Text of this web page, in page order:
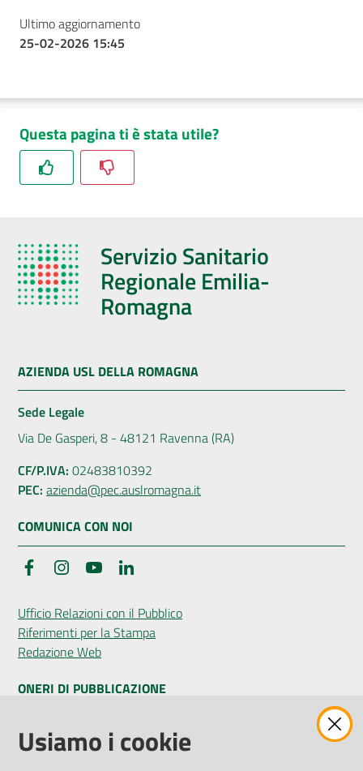
Ultimo aggiornamento
25-02-2026 15:45
Questa pagina ti è stata utile?
Servizio Sanitario
Regionale Emilia-
Romagna
AZIENDA USL DELLA ROMAGNA
Sede Legale
Via De Gasperi, 8 - 48121 Ravenna (RA)
CF/P.IVA: 02483810392
PEC: azienda@pec.auslromagna.it
COMUNICA CON NOI
FacebookInstagramYouTube
Ufficio Relazioni con il Pubblico
Riferimenti per la Stampa
Redazione Web
ONERI DI PUBBLICAZIONE
Amministrazione Trasparente
Pubblicità legale
Usiamo i cookie